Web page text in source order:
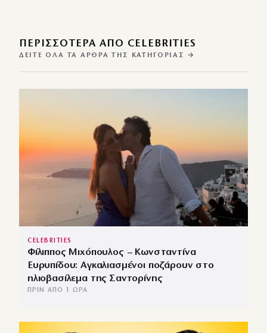
ΠΕΡΙΣΣΌΤΕΡΑ ΑΠΌ CELEBRITIES
ΔΕΊΤΕ ΌΛΑ ΤΑ ΆΡΘΡΑ ΤΗΣ ΚΑΤΗΓΟΡΊΑΣ →
CELEBRITIES
Φίλιππος Μιχόπουλος – Κωνσταντίνα
Ευρυπίδου: Αγκαλιασμένοι ποζάρουν στο
ηλιοβασίλεμα της Σαντορίνης
ΠΡΙΝ ΑΠΌ 1 ΏΡΑ